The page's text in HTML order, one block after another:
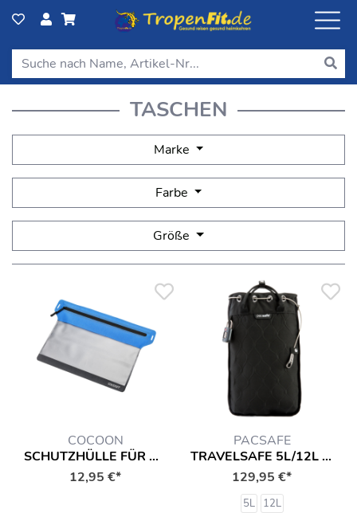
TASCHEN
Marke
Farbe
Größe
COCOON
SCHUTZHÜLLE FÜR REISEDOKUMENTE REISETASCHE
12,95 €*
PACSAFE
TRAVELSAFE 5L/12L GII REISETASCHE
129,95 €*
5L 12L